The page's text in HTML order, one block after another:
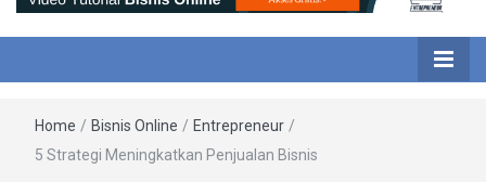
Home / Bisnis Online / Entrepreneur /
5 Strategi Meningkatkan Penjualan Bisnis